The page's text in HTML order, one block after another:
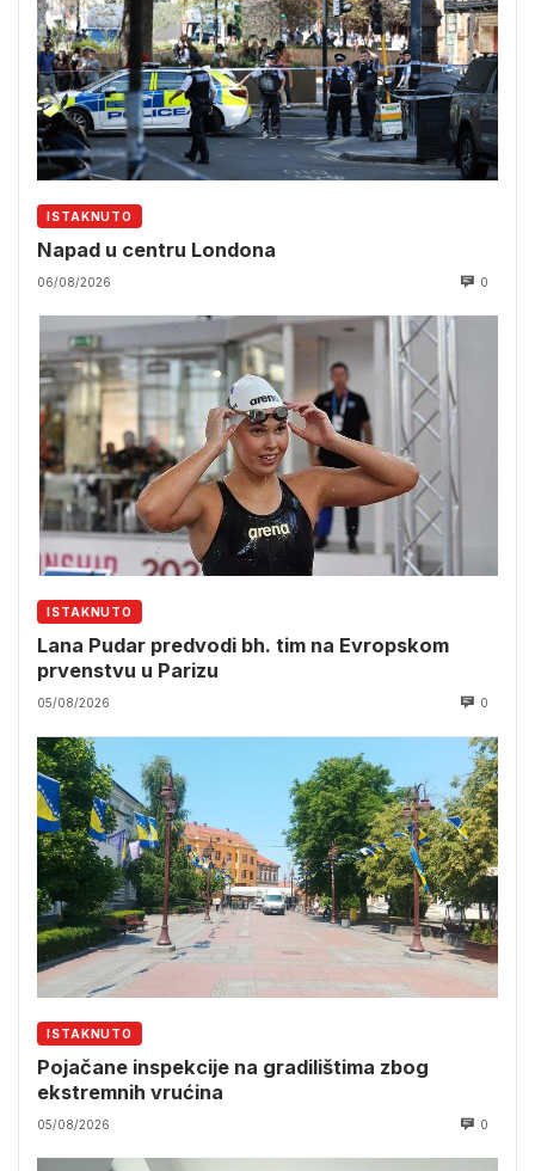
ISTAKNUTO
Napad u centru Londona
06/08/2026 0
ISTAKNUTO
Lana Pudar predvodi bh. tim na Evropskom
prvenstvu u Parizu
05/08/2026 0
ISTAKNUTO
Pojačane inspekcije na gradilištima zbog
ekstremnih vrućina
05/08/2026 0